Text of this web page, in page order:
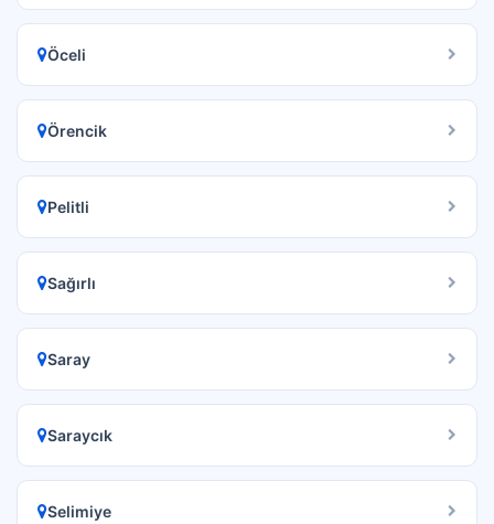
Öceli
Örencik
Pelitli
Sağırlı
Saray
Saraycık
Selimiye